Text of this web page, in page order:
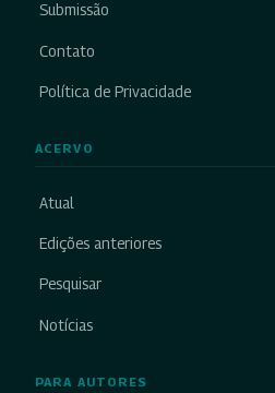
Submissão
Contato
Política de Privacidade
ACERVO
Atual
Edições anteriores
Pesquisar
Notícias
PARA AUTORES